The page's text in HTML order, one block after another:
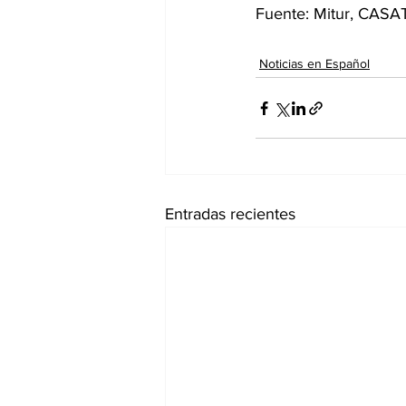
Fuente: Mitur,
Noticias en Español
Entradas recientes